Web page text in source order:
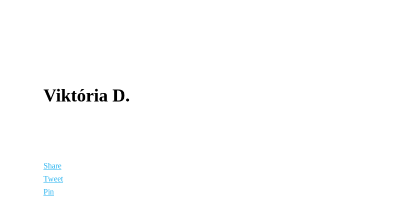
Viktória D.
Share
Tweet
Pin